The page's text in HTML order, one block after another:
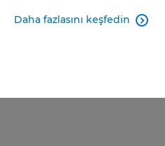
Daha fazlasını keşfedin 